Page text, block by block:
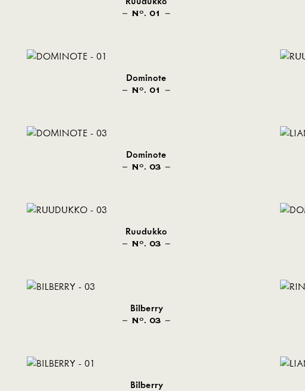
NO . 01
Dominote
NO . 01
Dominote
NO . 03
Ruudukko
NO . 03
Bilberry
NO . 03
Bilberry